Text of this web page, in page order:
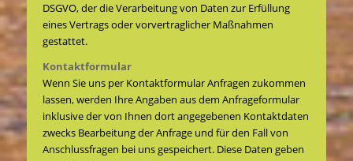
DSGVO, der die Verarbeitung von Daten zur Erfüllung
eines Vertrags oder vorvertraglicher Maßnahmen
gestattet.
Kontaktformular
Wenn Sie uns per Kontaktformular Anfragen zukommen
lassen, werden Ihre Angaben aus dem Anfrageformular
inklusive der von Ihnen dort angegebenen Kontaktdaten
zwecks Bearbeitung der Anfrage und für den Fall von
Anschlussfragen bei uns gespeichert. Diese Daten geben